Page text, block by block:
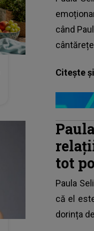
când
Citește
tot
Paula
că el
dorința